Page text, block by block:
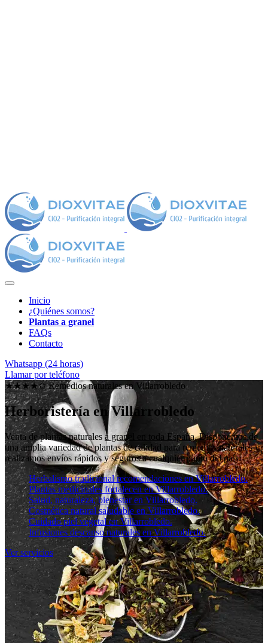
Inicio
¿Quiénes somos?
Plantas a granel
FAQs
Contacto
Whatsapp (24 horas)
Llamar por teléfono
★★★★✩ Remedios naturales en Villarrobledo
Herboristería en Villarrobledo
Venta de plantas naturalesa granel en toda España. Disponemos de
una amplia variedad de plantas de calidad para remedios naturales y
realizamos envíos rápidos y seguros a cualquier punto del país.
Herbalismo tradicional recomendaciones en Villarrobledo.
Plantas medicinales fortalecen en Villarrobledo.
Salud, naturaleza, bienestar en Villarrobledo.
Cosmética natural saludable en Villarrobledo.
Cuidado piel vegetal en Villarrobledo.
Infusiones descanso naturales en Villarrobledo.
Ver servicios